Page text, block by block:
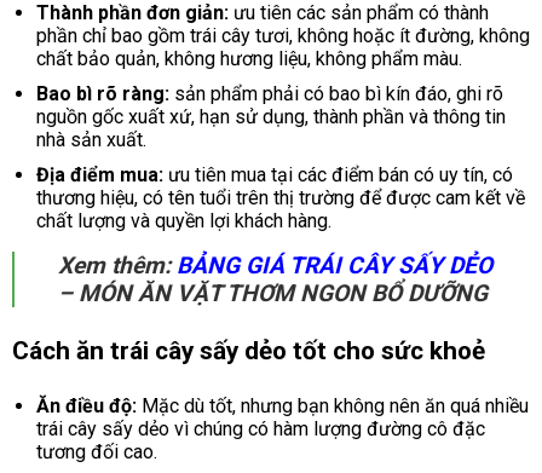
Thành phần đơn giản: ưu tiên các sản phẩm có thành
phần chỉ bao gồm trái cây tươi, không hoặc ít đường, không
chất bảo quản, không hương liệu, không phẩm màu.
Bao bì rõ ràng: sản phẩm phải có bao bì kín đáo, ghi rõ
nguồn gốc xuất xứ, hạn sử dụng, thành phần và thông tin
nhà sản xuất.
Địa điểm mua: ưu tiên mua tại các điểm bán có uy tín, có
thương hiệu, có tên tuổi trên thị trường để được cam kết về
chất lượng và quyền lợi khách hàng.
Xem thêm:BẢNG GIÁ TRÁI CÂY SẤY DẺO
– MÓN ĂN VẶT THƠM NGON BỔ DƯỠNG
Cách ăn trái cây sấy dẻo tốt cho sức khoẻ
Ăn điều độ: Mặc dù tốt, nhưng bạn không nên ăn quá nhiều
trái cây sấy dẻo vì chúng có hàm lượng đường cô đặc
tương đối cao.